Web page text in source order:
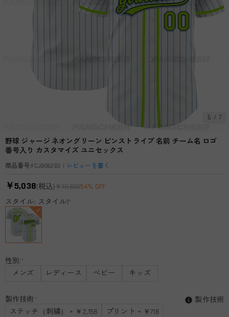
6 / 7
野球 ジャージ ネオングリーン ピンストライプ 名前 チーム名 ロゴ
番号入り カスタマイズ ユニセックス
商品番号:FCJB06283 | レビューを書く
￥5,038(税込)￥10,80054% OFF
スタイル: スタイル1*
性別:*
メンズ
レディース ベビー キッズ
製作技術*
ステッチ（刺繍） + ￥2,158
プリント + ￥718
製作技術